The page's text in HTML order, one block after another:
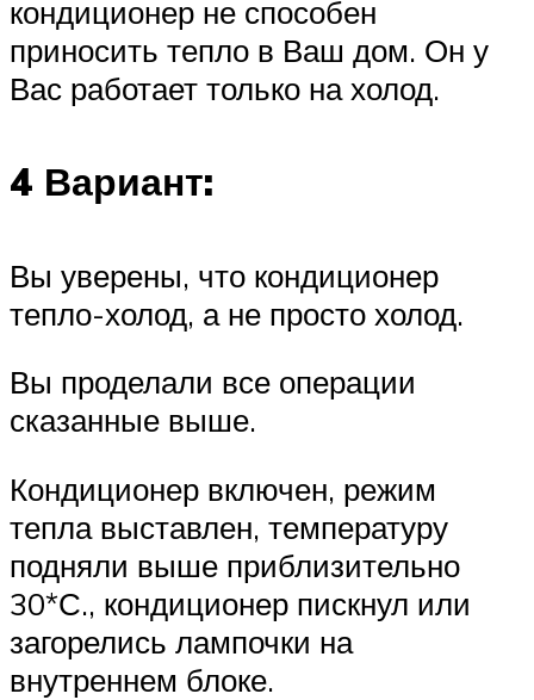
кондиционер не способен
приносить тепло в Ваш дом. Он у
Вас работает только на холод.
4 Вариант:
Вы уверены, что кондиционер
тепло-холод, а не просто холод.
Вы проделали все операции
сказанные выше.
Кондиционер включен, режим
тепла выставлен, температуру
подняли выше приблизительно
30*С., кондиционер пискнул или
загорелись лампочки на
внутреннем блоке.